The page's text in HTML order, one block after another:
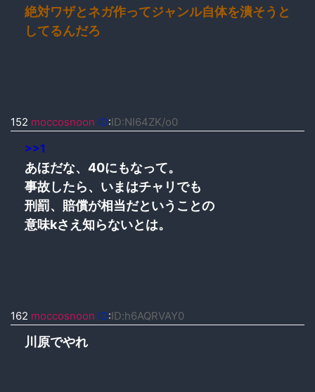
絶対ワザとネガ作ってジャンル自体を潰そうと
してるんだろ
152 moccosnoon ID:ID:NI64ZK/o0
>>1
あほだな、40にもなって。
事故したら、いまはチャリでも
刑罰、賠償が相当だということの
意味kさえ知らないとは。
162 moccosnoon ID:ID:h6AQRVAY0
川原でやれ